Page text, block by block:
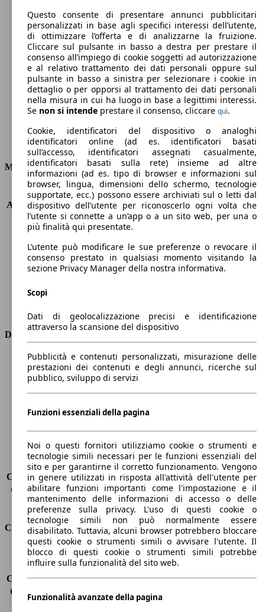
99 g/km
Emissioni di CO2 (combinato)*
Consumi
Motore e Prestazioni
KW (PS)
74 kW (101 PS)
Accelerazione (0-100 km/h)
12.5s
Velocità massima (km/h)
187 km/h
Numero di marce
5
Coppia
170 nm
Cilindrata
998 ccm
Carburante
Benzina
Trasmissione
Dimensioni
Lunghezza
4360 mm
Altezza
1480 mm
Larghezza
Peso massimo
1900 kg
Sedili
5
Carico sul tetto
-
Capacità di traino (senza freni) -
Capacità di traino (con freni)
1000 kg
Volume del bagagliaio
277 - 1148 l
Consumi
Emissioni di CO2*
99 g/km (komb.)
Consumo (urbano)
5.4 l/100km
Consumo (extra-urbano) 4.3 l/100km
Consumo (combinato)*
3.6 l/100km
Questo consente di presentare annunci pubblicitari
personalizzati in base agli specifici interessi dell’utente,
di ottimizzare l’offerta e di analizzarne la fruizione.
Cliccare sul pulsante in basso a destra per prestare il
consenso all’impiego di cookie soggetti ad autorizzazione
e al relativo trattamento dei dati personali oppure sul
pulsante in basso a sinistra per selezionare i cookie in
dettaglio o per opporsi al trattamento dei dati personali
nella misura in cui ha luogo in base a legittimi interessi.
Se non si intende prestare il consenso, cliccare qui.
Cookie, identificatori del dispositivo o analoghi
identificatori online (ad es. identificatori basati
sull’accesso, identificatori assegnati casualmente,
identificatori basati sulla rete) insieme ad altre
informazioni (ad es. tipo di browser e informazioni sul
browser, lingua, dimensioni dello schermo, tecnologie
supportate, ecc.) possono essere archiviati sul o letti dal
dispositivo dell’utente per riconoscerlo ogni volta che
l’utente si connette a un’app o a un sito web, per una o
più finalità qui presentate.
L’utente può modificare le sue preferenze o revocare il
consenso prestato in qualsiasi momento visitando la
sezione Privacy Manager della nostra informativa.
Scopi
Dati di geolocalizzazione precisi e identificazione
attraverso la scansione del dispositivo
Pubblicità e contenuti personalizzati, misurazione delle
prestazioni dei contenuti e degli annunci, ricerche sul
pubblico, sviluppo di servizi
Funzioni essenziali della pagina
Noi o questi fornitori utilizziamo cookie o strumenti e
tecnologie simili necessari per le funzioni essenziali del
sito e per garantirne il corretto funzionamento. Vengono
in genere utilizzati in risposta all'attività dell'utente per
abilitare funzioni importanti come l'impostazione e il
mantenimento delle informazioni di accesso o delle
preferenze sulla privacy. L'uso di questi cookie o
tecnologie simili non può normalmente essere
disabilitato. Tuttavia, alcuni browser potrebbero bloccare
questi cookie o strumenti simili o avvisare l'utente. Il
blocco di questi cookie o strumenti simili potrebbe
influire sulla funzionalità del sito web.
Funzionalità avanzate della pagina